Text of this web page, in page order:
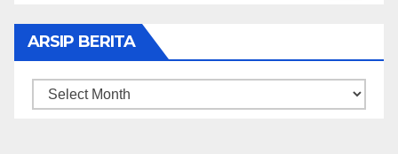
ARSIP BERITA
ARSIP